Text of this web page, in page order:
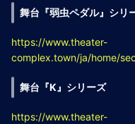
舞台『弱虫ペダル』シリ
https://www.theater-
complex.town/ja/home/
舞台『K』シリーズ
https://www.theater-